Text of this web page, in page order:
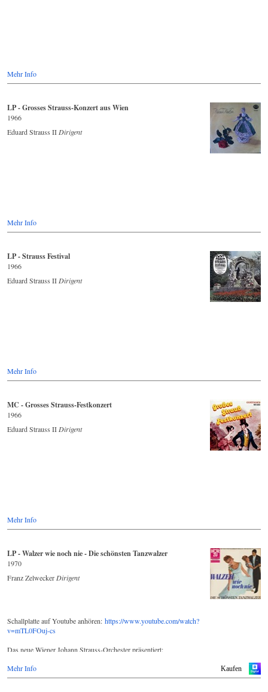
Mehr Info
LP - Grosses Strauss-Konzert aus Wien
1966
Eduard Strauss II Dirigent
Mehr Info
LP - Strauss Festival
1966
Eduard Strauss II Dirigent
Mehr Info
MC - Grosses Strauss-Festkonzert
1966
Eduard Strauss II Dirigent
Mehr Info
LP - Walzer wie noch nie - Die schönsten Tanzwalzer
1970
Franz Zelwecker Dirigent
Schallplatte auf Youtube anhören: https://www.youtube.com/watch?
v=mTL0FOuj-cs
Das neue Wiener Johann Strauss-Orchester präsentiert:
WALZER wie noch nie - Die schönsten Tanzwalzer Kaufen
Mehr Info